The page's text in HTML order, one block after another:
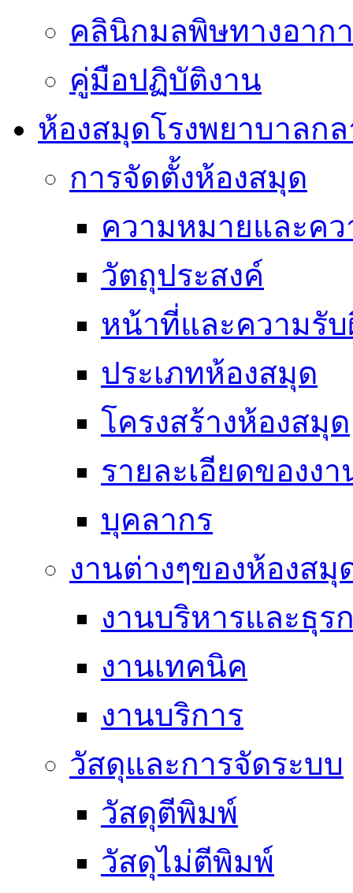
คลินิกมลพิษทางอาก
คู่มือปฏิบัติงาน
ห้องสมุดโรงพยาบาลกล
การจัดตั้งห้องสมุด
ความหมายและค
วัตถุประสงค์
หน้าที่และความรั
ประเภทห้องสมุด
โครงสร้างห้องสมุด
รายละเอียดของง
บุคลากร
งานต่างๆของห้องสมุ
งานบริหารและธุร
งานเทคนิค
งานบริการ
วัสดุและการจัดระบบ
วัสดุตีพิมพ์
วัสดุไม่ตีพิมพ์